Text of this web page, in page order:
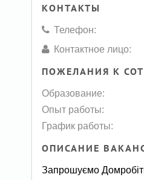
КОНТАКТЫ
Телефон:
Контактное лицо:
ПОЖЕЛАНИЯ К
Образование:
Опыт работы:
График работы:
ОПИСАНИЕ
Запрошуємо